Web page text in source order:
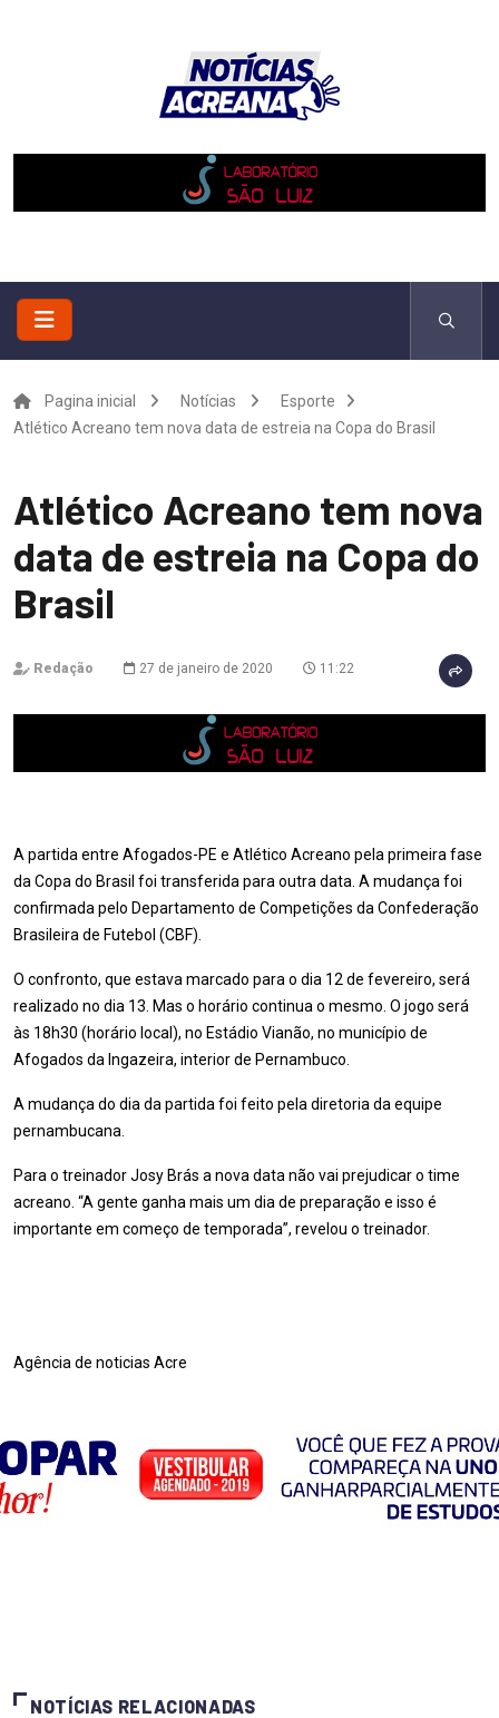
Pagina inicial Notícias
Esporte
Atlético Acreano tem nova data de estreia na Copa do Brasil
Atlético Acreano tem nova
data de estreia na Copa do
Brasil
Redação 27 de janeiro de 2020 11:22
A partida entre Afogados-PE e Atlético Acreano pela primeira fase
da Copa do Brasil foi transferida para outra data. A mudança foi
confirmada pelo Departamento de Competições da Confederação
Brasileira de Futebol (CBF).
O confronto, que estava marcado para o dia 12 de fevereiro, será
realizado no dia 13. Mas o horário continua o mesmo. O jogo será
às 18h30 (horário local), no Estádio Vianão, no município de
Afogados da Ingazeira, interior de Pernambuco.
A mudança do dia da partida foi feito pela diretoria da equipe
pernambucana.
Para o treinador Josy Brás a nova data não vai prejudicar o time
acreano. “A gente ganha mais um dia de preparação e isso é
importante em começo de temporada”, revelou o treinador.
Agência de noticias Acre
NOTÍCIAS RELACIONADAS